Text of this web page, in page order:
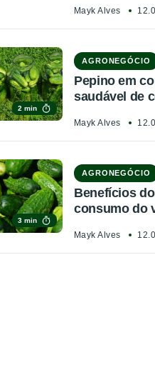
Mayk Alves
2 min
AGRONEGÓCIO
Pepino em
saudável de
Mayk Alves
3 min
AGRONEGÓCIO
Benefícios
consumo do
Mayk Alves